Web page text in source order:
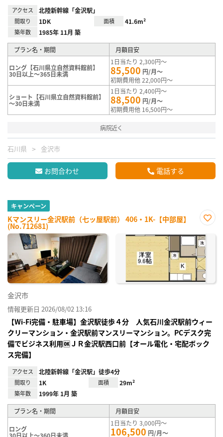
アクセス 北陸新幹線「金沢駅」
間取り 1DK 面積 41.6m²
築年数 1985年 11月 築
プラン名・期間 月額目安
ロング【石川県立自然資料館前】
30日以上～365日未満
1日当たり 2,300円～
85,500 円/月～
初期費用他 22,000円～
ショート【石川県立自然資料館前】
～30日未満
1日当たり 2,400円～
88,500 円/月～
初期費用他 16,500円～
病院近く
石川県 金沢市
お問合わせ 電話する
キャンペーン
Kマンスリー金沢駅前（七ッ屋駅前） 406・1K-【中部屋】
(No.712681)
に入
り登
録
金沢市
情報更新日 2026/08/02 13:16
【Wi-Fi完備・駐車場】金沢駅徒歩４分 人気石川金沢駅前ウィー
クリーマンション・金沢駅前マンスリーマンション。PCデスク完
備でビジネス利用🆗ＪＲ金沢駅西口前【オール電化・宅配ボック
ス完備】
アクセス 北陸新幹線「金沢駅」徒歩4分
間取り 1K 面積 29m²
築年数 1999年 1月 築
プラン名・期間 月額目安
ロング
30日以上～360日未満
1日当たり 3,000円～
106,500 円/月～